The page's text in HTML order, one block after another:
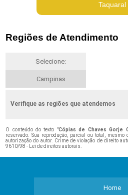
Taquaral
Regiões de Atendimento
Selecione:
Campinas
Verifique as regiões que atendemos
O conteúdo do texto "Cópias de Chaves Gorje
reservado. Sua reprodução, parcial ou total,
autorização do autor. Crime de violação de direito
9610/98 - Lei de direitos autorais
Home